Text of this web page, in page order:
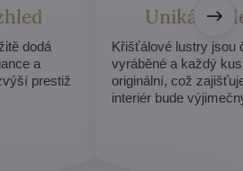
dodá
a
prestiž
Unikátní
Křišťálové lustry jsou
vyráběné a každý
originální, což
interiér bude